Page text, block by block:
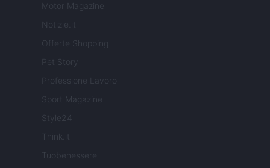
Motor Magazine
Notizie.it
Offerte Shopping
Pet Story
Professione Lavoro
Sport Magazine
Style24
Think.it
Tuobenessere